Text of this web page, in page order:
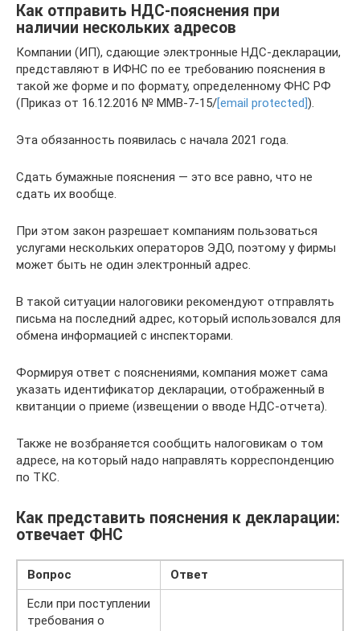
Как отправить НДС-пояснения при
наличии нескольких адресов
Компании (ИП), сдающие электронные НДС-декларации,
представляют в ИФНС по ее требованию пояснения в
такой же форме и по формату, определенному ФНС РФ
(Приказ от 16.12.2016 № ММВ-7-15/[email protected]).
Эта обязанность появилась с начала 2021 года.
Сдать бумажные пояснения — это все равно, что не
сдать их вообще.
При этом закон разрешает компаниям пользоваться
услугами нескольких операторов ЭДО, поэтому у фирмы
может быть не один электронный адрес.
В такой ситуации налоговики рекомендуют отправлять
письма на последний адрес, который использовался для
обмена информацией с инспекторами.
Формируя ответ с пояснениями, компания может сама
указать идентификатор декларации, отображенный в
квитанции о приеме (извещении о вводе НДС-отчета).
Также не возбраняется сообщить налоговикам о том
адресе, на который надо направлять корреспонденцию
по ТКС.
Как представить пояснения к декларации:
отвечает ФНС
Вопрос
Ответ
Если при поступлении
требования о